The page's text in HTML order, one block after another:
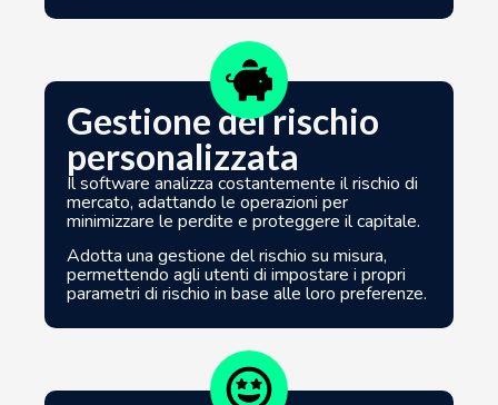
Gestione del rischio
personalizzata
Il software analizza costantemente il rischio di
mercato, adattando le operazioni per
minimizzare le perdite e proteggere il capitale.
Adotta una gestione del rischio su misura,
permettendo agli utenti di impostare i propri
parametri di rischio in base alle loro preferenze.